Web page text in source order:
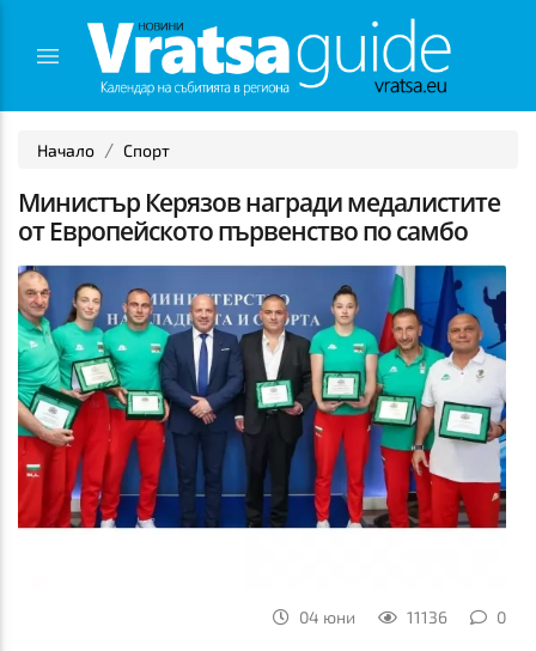
Начало Спорт
Министър Керязов награди медалистите
от Европейското първенство по самбо
04 юни 11136 0